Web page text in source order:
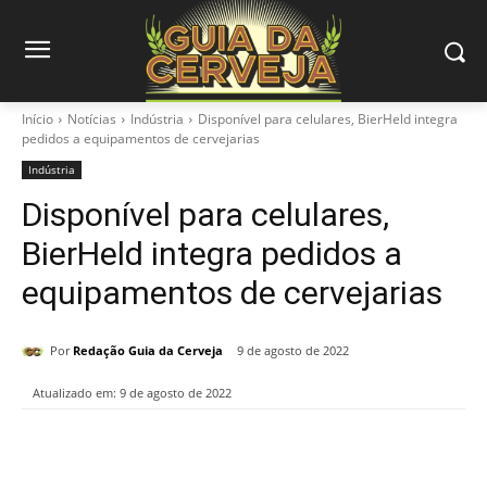
Início Notícias Indústria
Disponível para celulares, BierHeld integra
pedidos a equipamentos de cervejarias
Indústria
Disponível para celulares,
BierHeld integra pedidos a
equipamentos de cervejarias
Por Redação Guia da Cerveja 9 de agosto de 2022
Atualizado em: 9 de agosto de 2022